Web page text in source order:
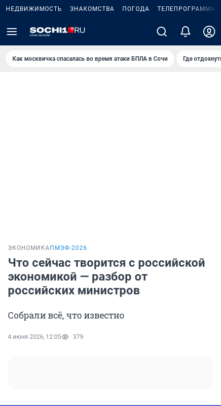
НЕДВИЖИМОСТЬ ЗНАКОМСТВА ПОГОДА ТЕЛЕПРОГРАММА
Как москвичка спасалась во время атаки БПЛА в Сочи Где
ЭКОНОМИКА ПМЭФ-2026
Что сейчас творится с российской
экономикой — разбор от
российских министров
Собрали всё, что известно
4 июня 2026, 12:05 379